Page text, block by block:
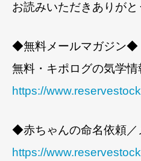
お読みいただきありがと
◆無料メールマガジン◆
無料・キポログの気学情
https://
◆赤ちゃんの命名依頼
https://